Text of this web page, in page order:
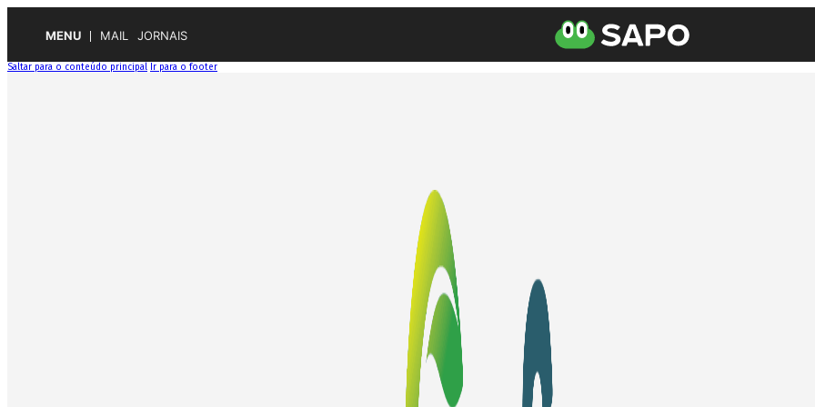
MENU MAIL JORNAIS
Saltar para o conteúdo principal Ir para o footer